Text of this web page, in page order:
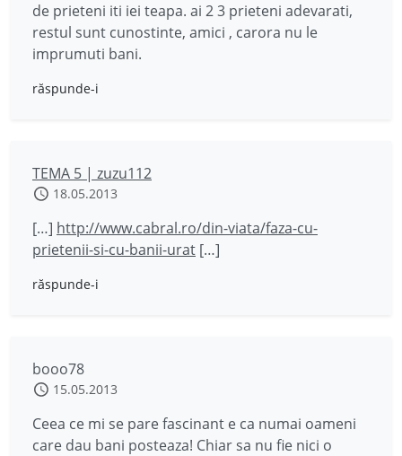
de prieteni iti iei teapa. ai 2 3 prieteni adevarati,
restul sunt cunostinte, amici , carora nu le
imprumuti bani.
răspunde-i
TEMA 5 | zuzu112
18.05.2013
[…] http://www.cabral.ro/din-viata/faza-cu-
prietenii-si-cu-banii-urat […]
răspunde-i
booo78
15.05.2013
Ceea ce mi se pare fascinant e ca numai oameni
care dau bani posteaza! Chiar sa nu fie nici o